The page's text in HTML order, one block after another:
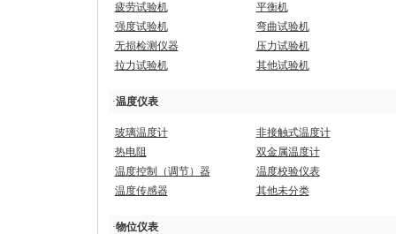
疲劳试验机
平衡机
强度试验机
弯曲试验机
无损检测仪器
压力试验机
拉力试验机
其他试验机
·温度仪表
玻璃温度计
非接触式温度计
热电阻
双金属温度计
温度控制（调节）器
温度校验仪表
温度传感器
其他未分类
·物位仪表